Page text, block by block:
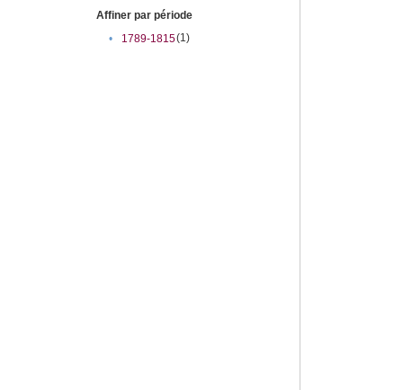
Affiner par période
•
1789-1815(1)